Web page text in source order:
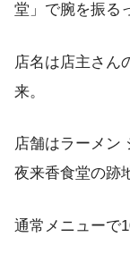
堂」で腕を振る
店名は店主さん
来。
店舗はラーメ
夜来香食堂の跡
通常メニューで